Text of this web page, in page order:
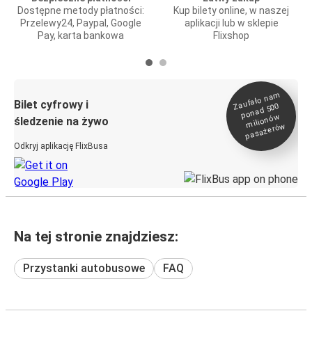
Dostępne metody płatności:
Przelewy24, Paypal, Google
Pay, karta bankowa
Kup bilety online, w naszej
aplikacji lub w sklepie
Flixshop
Bilet cyfrowy i
śledzenie na żywo
Odkryj aplikację FlixBusa
Zaufało na
m
ponad 500
milionó
w
pasażeró
w
Na tej stronie znajdziesz:
Przystanki autobusowe FAQ